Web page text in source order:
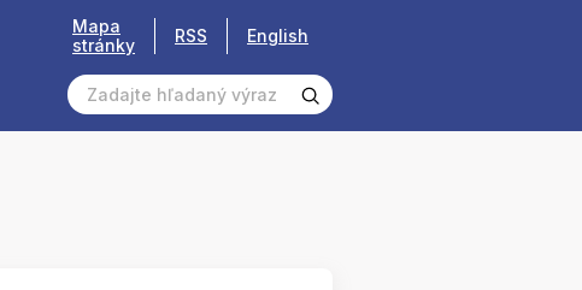
Mapa
stránky
RSS English